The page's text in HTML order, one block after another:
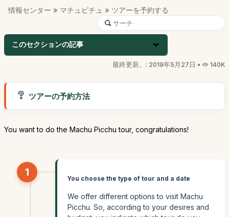
情報センター » マチュピチュ » ツアーを予約する
このセクションの記事
最終更新。: 2019年5月27日 • 140K
ツアーの予約方法
You want to do the Machu Picchu tour, congratulations!
1
You choose the type of tour and a date
We offer different options to visit Machu
Picchu. So, according to your desires and